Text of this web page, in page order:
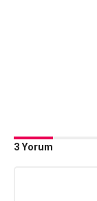
3 Yorum